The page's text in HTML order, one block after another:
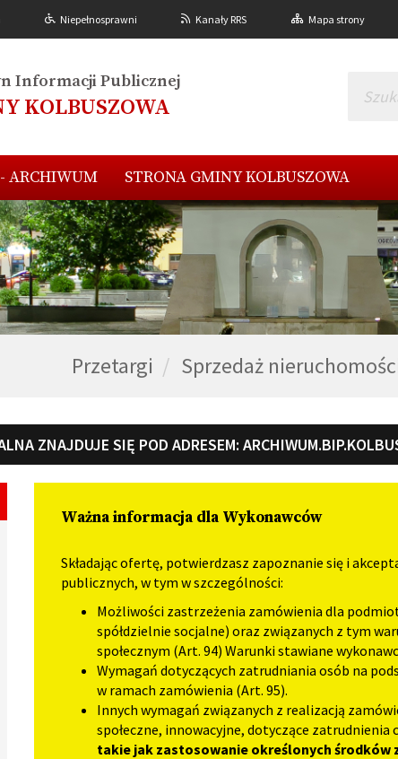
Niepełnosprawni Kanały RRS Mapa strony
Informacji Publicznej
KOLBUSZOWA
ARCHIWUM STRONA GMINY KOLBUSZOWA
Przetargi Sprzedaż
ZNAJDUJE SIĘ POD ADRESEM:
Ważna informacja dla Wykonawców
Składając ofertę, potwierdzasz zapoznanie się i
publicznych, w tym w szczególności:
Możliwości zastrzeżenia zamówienia dla
spółdzielnie socjalne) oraz związanych z tym
społecznym (Art. 94) Warunki stawiane
Wymagań dotyczących zatrudniania osób na
w ramach zamówienia (Art. 95).
Innych wymagań związanych z realizacją
społeczne, innowacyjne, dotyczące
takie jak zastosowanie określonych środków